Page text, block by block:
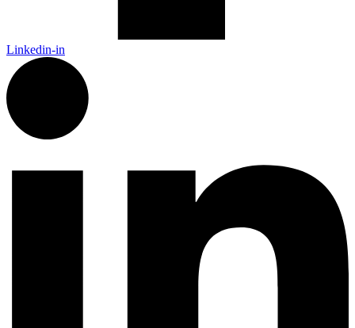
Linkedin-in